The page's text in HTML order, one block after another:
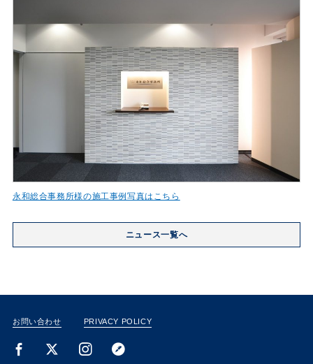
永和総合事務所様の施工事例写真はこちら
ニュース一覧へ
お問い合わせ PRIVACY POLICY